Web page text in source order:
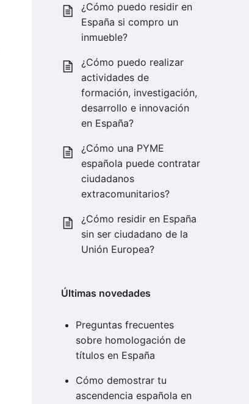
¿Cómo puedo residir en
España si compro un
inmueble?
¿Cómo puedo realizar
actividades de
formación, investigación,
desarrollo e innovación
en España?
¿Cómo una PYME
española puede contratar
ciudadanos
extracomunitarios?
¿Cómo residir en España
sin ser ciudadano de la
Unión Europea?
Últimas novedades
Preguntas frecuentes
sobre homologación de
títulos en España
Cómo demostrar tu
ascendencia española en